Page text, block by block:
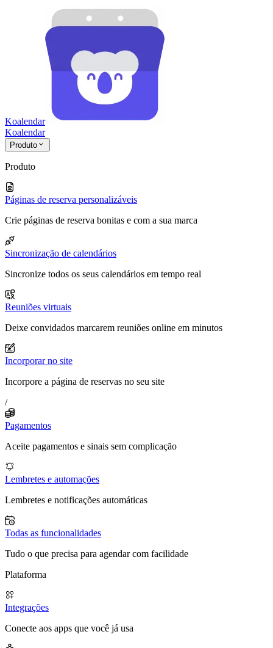
Koalendar
Koalendar
Produto
Produto
Páginas de reserva personalizáveis
Crie páginas de reserva bonitas e com a sua marca
Sincronização de calendários
Sincronize todos os seus calendários em tempo real
Reuniões virtuais
Deixe convidados marcarem reuniões online em minutos
Incorporar no site
Incorpore a página de reservas no seu site
/
Pagamentos
Aceite pagamentos e sinais sem complicação
Lembretes e automações
Lembretes e notificações automáticas
Todas as funcionalidades
Tudo o que precisa para agendar com facilidade
Plataforma
Integrações
Conecte aos apps que você já usa